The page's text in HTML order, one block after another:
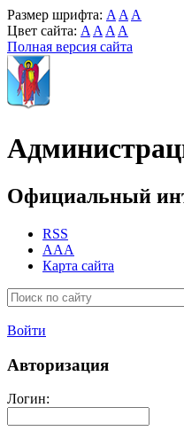
Размер шрифта: A A A
Цвет сайта: A A A A
Полная версия сайта
Официальный
RSS
AAA
Карта сайта
Войти
Авторизация
Логин: